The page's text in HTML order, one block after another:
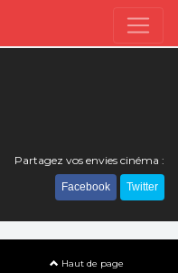
Partagez vos envies cinéma :
Facebook Twitter
Haut de page